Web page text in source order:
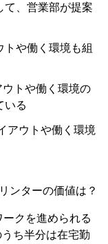
て、営業部が提案
トや働く環境も組
トや働く環境の
いる
ウトや働く環境
ンターの価値は？
クを進められる
ち半分は在宅勤